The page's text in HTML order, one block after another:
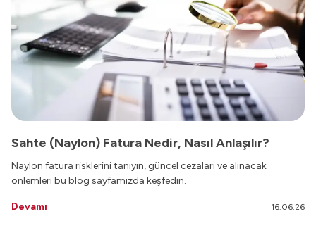
Sahte (Naylon) Fatura Nedir, Nasıl Anlaşılır?
Naylon fatura risklerini tanıyın, güncel cezaları ve alınacak
önlemleri bu blog sayfamızda keşfedin.
Devamı 16.06.26